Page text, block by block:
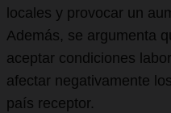
locales y provocar un
Además, se argumenta
aceptar condiciones
afectar negativamente
país receptor.